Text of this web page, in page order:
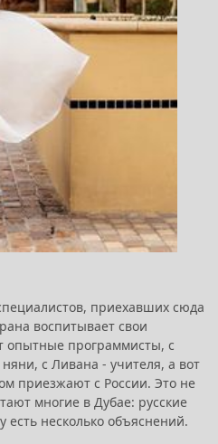
приехавших сюда
воспитывает свои
опытные программисты, с
с Ливана - учителя, а вот
приезжают с России. Это не
многие в Дубае: русские
несколько объяснений.